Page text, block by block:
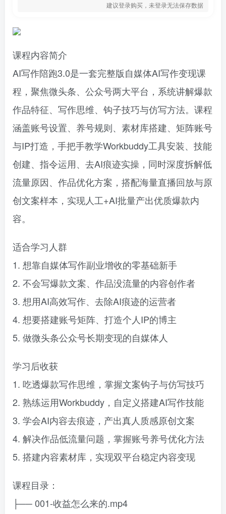
建议登录购买，未登录无法保存数据
课程内容简介
AI写作陪跑3.0是一套完整版自媒体AI写作变现课
程，聚焦微头条、公众号两大平台，系统讲解爆款
作品特征、写作思维、钩子技巧与仿写方法。课程
涵盖账号设置、养号规则、素材库搭建、矩阵账号
与IP打造，手把手教学Workbuddy工具安装、技能
创建、指令运用、去AI痕迹实操，同时深度拆解低
流量原因、作品优化方案，搭配海量直播回放与原
创文案样本，实现人工+AI批量产出优质爆款内
容。
适合学习人群
1. 想靠自媒体写作副业增收的零基础新手
2. 不会写爆款文案、作品没流量的内容创作者
3. 想用AI高效写作、去除AI痕迹的运营者
4. 想要搭建账号矩阵、打造个人IP的博主
5. 做微头条公众号长期变现的自媒体人
学习后收获
1. 吃透爆款写作思维，掌握文案钩子与仿写技巧
2. 熟练运用Workbuddy，自定义搭建AI写作技能
3. 学会AI内容去痕迹，产出真人质感原创文案
4. 解决作品低流量问题，掌握账号养号优化方法
5. 搭建内容素材库，实现双平台稳定内容变现
课程目录：
├── 001-收益怎么来的.mp4